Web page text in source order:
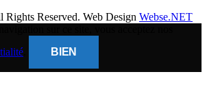
Reserved. Web Design Webse.NET
BIEN